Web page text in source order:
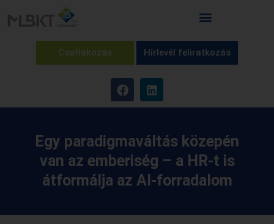
Csatlakozás Hírlevél feliratkozás
Egy paradigmaváltás közepén
van az emberiség – a HR-t is
átformálja az AI-forradalom